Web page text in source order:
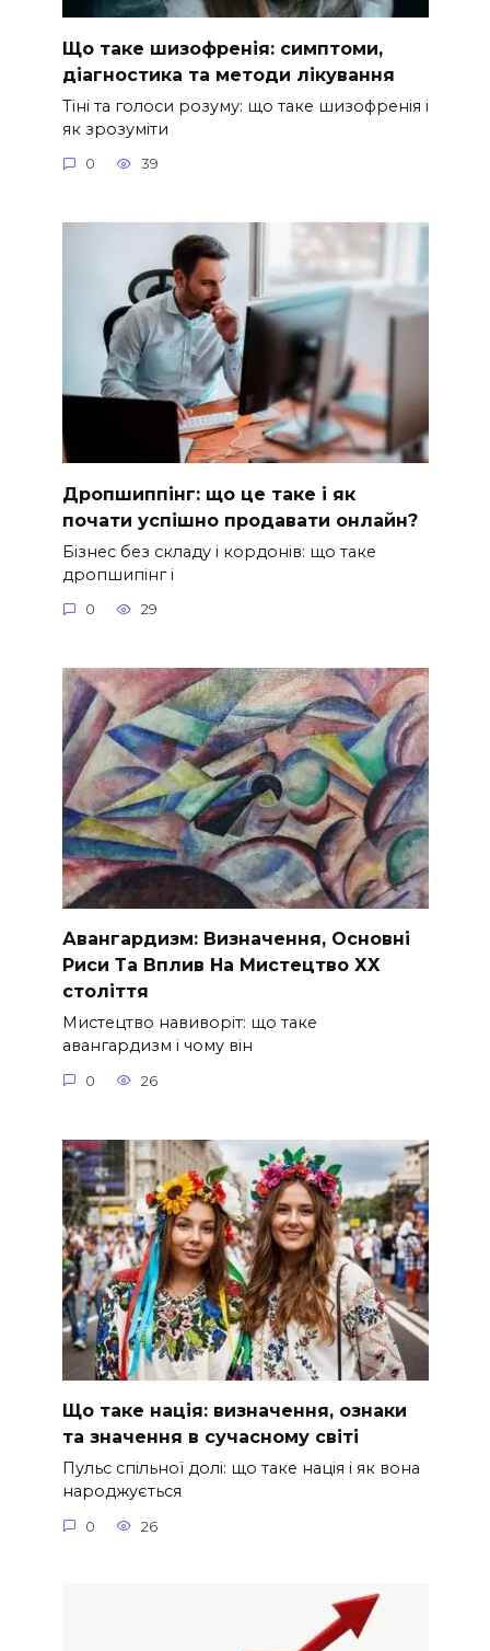
Що таке шизофренія: симптоми,
діагностика та методи лікування
Тіні та голоси розуму: що таке шизофренія і
як зрозуміти
0 39
Дропшиппінг: що це таке і як
почати успішно продавати онлайн?
Бізнес без складу і кордонів: що таке
дропшипінг і
0 29
Авангардизм: Визначення, Основні
Риси Та Вплив На Мистецтво ХХ
століття
Мистецтво навиворіт: що таке
авангардизм і чому він
0 26
Що таке нація: визначення, ознаки
та значення в сучасному світі
Пульс спільної долі: що таке нація і як вона
народжується
0 26